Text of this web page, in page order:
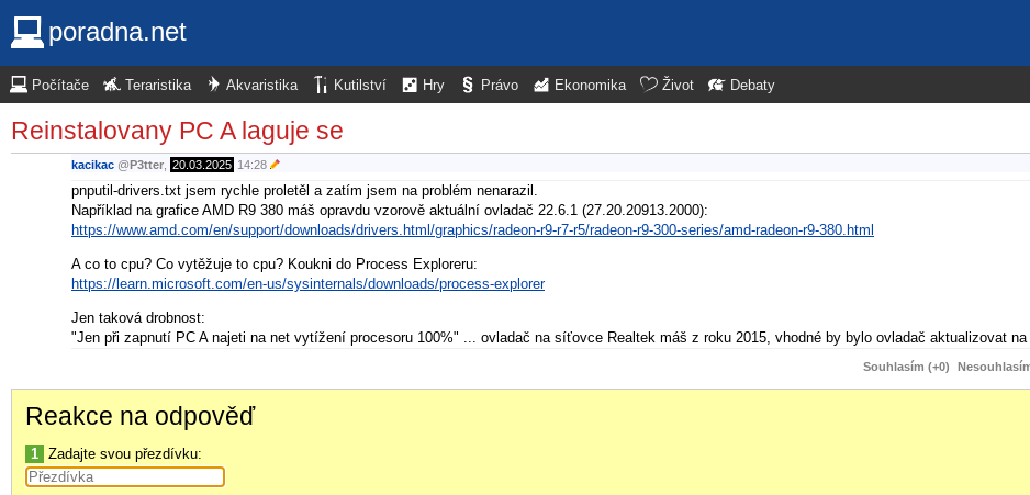
poradna.net
Počítače Teraristika Akvaristika Kutilství Hry Právo Ekonomika Život Debaty
Reinstalovany PC A laguje se
kacikac @P3tter 20.03.2025 14:28
pnputil-drivers.txt jsem rychle proletěl a zatím jsem na problém nenarazil.
Například na grafice AMD R9 380 máš opravdu vzorově aktuální ovladač 22.6.1 (27.20.20913.2000):
https://www.amd.com/en/support/downloads/drivers.html/graphics/radeon-r9-r7-r5/radeon-r9-300-series/amd-radeon-r9-380.html
A co to cpu? Co vytěžuje to cpu? Koukni do Process Exploreru:
https://learn.microsoft.com/en-us/sysinternals/downloads/process-explorer
Jen taková drobnost:
"Jen při zapnutí PC A najeti na net vytížení procesoru 100%" ... ovladač na síťovce Realtek máš z roku 2015, vhodné by bylo ovladač aktualizovat na
Souhlasím (+0)
Reakce na odpověď
1 Zadajte svou přezdívku: